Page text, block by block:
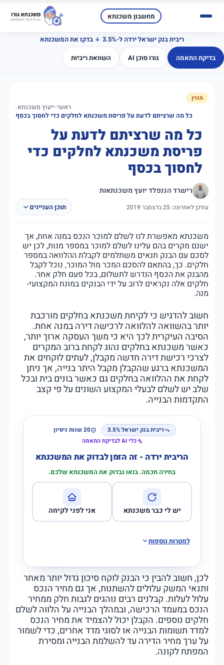
מחשבון משכנתא
ריבית בנק ישראל ירדה ל-3.5%
בדקו את המשכנתא
בדיקת התאמה
גורו סוכן AI השוואת ריביות
מגזין
ראשי‹ייעוץ משכנתא‹
כל מה שרציתם לדעת על פריסת משכנתא לחלקים כדי לחסוך בכסף
כל מה שרציתם לדעת על
פריסת משכנתא לחלקים כדי
לחסוך בכסף
רישרד הננפלד יועץ משכנתאות
עודכן לאחרונה: 25 בדצמבר 2019 תוכן העניינים
משכנתא מאפשרת לנו לשלם למוכר הנכס במנה אחת, אך
ישנם מקרים בהם עלינו לשלם למוכר במספר מנות, לכן יש
לסכם עם הבנק תנאים משתלמים לקבלת ההלוואה במספר
חלקים. כך, בהתאם להסכם המכר מול המוכר, נוכל לקבל
מהבנק את הכסף הנדרש לתשלום, בכל פעם חלק אחר.
חלקים אלה נקראים לרוב על ידי הבנקים במונח המקצועי-
מנה.
חשוב להדגיש כי לקיחת משכנתא בחלקים מורכבת
יותר בהשוואה להלוואה לרכישה דירה במנה אחת.
הסיבה העיקרית לכך היא כי משך העסקה ארוך יותר,
כאשר משכנתא בחלקים נהוג לקחת ברוב המקרים
לצרכי רכישת דירה חדשה מקבלן, לעתים לוקחים את
המשכנתא ברגע שהקבלן מקבל היתר בנייה, אך ניתן
לקחת את ההלוואה בחלקים גם כאשר בונים בית ובכל
שלב יש לשלם לבעלי המקצוע השונים על פי קצב
התקדמות הבנייה.
ריבית בנק ישראל 3.5%
20 שנות ניסיון
כלי AI לבדיקת התאמה
הריבית ירדה - זה הזמן לבדוק את המשכנתא
בחירה חכמה. בואו נבדוק את המשכנתא שלכם.
יש לי כבר משכנתא אני לפני לקיחה
למטרות נוספות
לכן, חשוב להבין כי הבנק לוקח סיכון גדול יותר מאחר
ותנאי המשק עלולים להשתנות, אך גם מחיר הנכס
עלול לעלות. קבלנים רבים נוהגים לגבות חלק ממחיר
הנכס במעמד הרכישה, ובמהלך הבנייה על הלווה לשלם
חלקים נוספים. הקבלן יכול להצמיד את מחיר הנכס
למדד תשומות הבנייה או לסוגי מדד אחרים, כדי לשמור
על ערך מחיר הדירה עד להשלמת הבנייה ומסירת
המפתח לקונה.